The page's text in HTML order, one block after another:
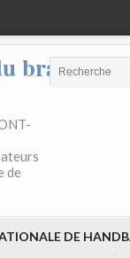
bras
de
DE